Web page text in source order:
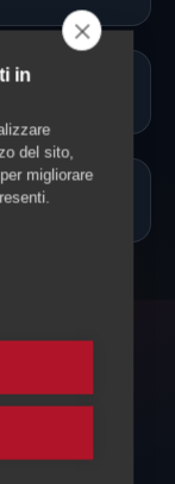
in
del sito,
migliorare